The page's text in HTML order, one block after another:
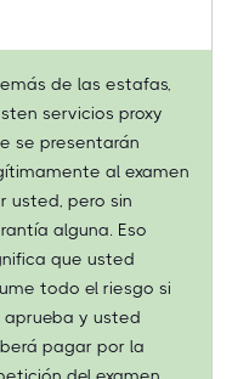
de las estafas,
servicios proxy
se presentarán
al examen
usted, pero sin
alguna. Eso
que usted
todo el riesgo si
aprueba y usted
pagar por la
del examen.